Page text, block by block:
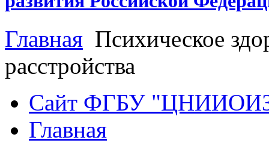
Главная Психическое
расстройства
Сайт ФГБУ
Главная